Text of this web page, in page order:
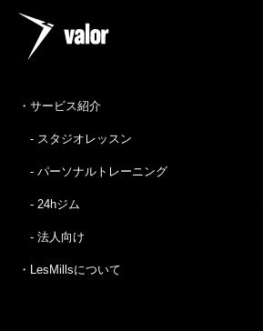
・サービス紹介
- スタジオレッスン
- パーソナルトレーニング
- 24hジム
- 法人向け
・LesMillsについて